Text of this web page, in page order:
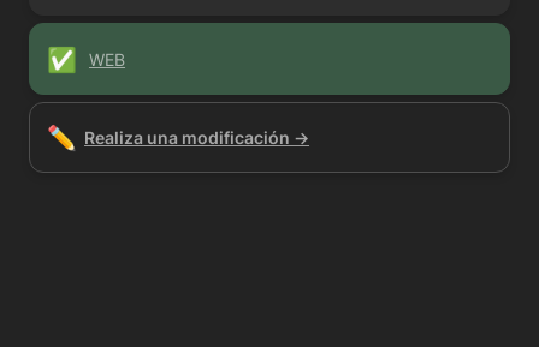
✅ WEB
✏️ Realiza una modificación →